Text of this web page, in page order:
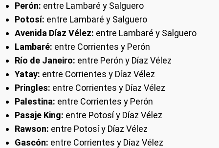
Perón: entre Lambaré y Salguero
Potosí: entre Lambaré y Salguero
Avenida Díaz Vélez: entre Lambaré y Salguero
Lambaré: entre Corrientes y Perón
Río de Janeiro: entre Perón y Díaz Vélez
Yatay: entre Corrientes y Díaz Vélez
Pringles: entre Corrientes y Díaz Vélez
Palestina: entre Corrientes y Perón
Pasaje King: entre Potosí y Díaz Vélez
Rawson: entre Potosí y Díaz Vélez
Gascón: entre Corrientes y Díaz Vélez